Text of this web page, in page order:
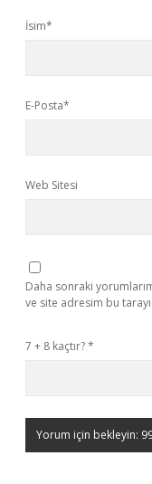
İsim*
E-Posta*
Web Sitesi
Daha sonraki
ve site adresim bu
7 + 8 kaçtır?*